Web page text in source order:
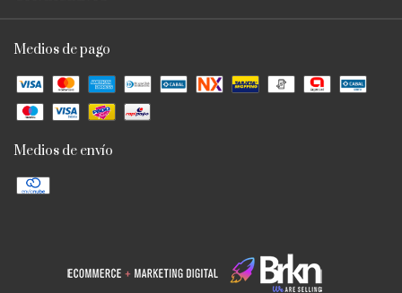
Medios de pago
Medios de envío